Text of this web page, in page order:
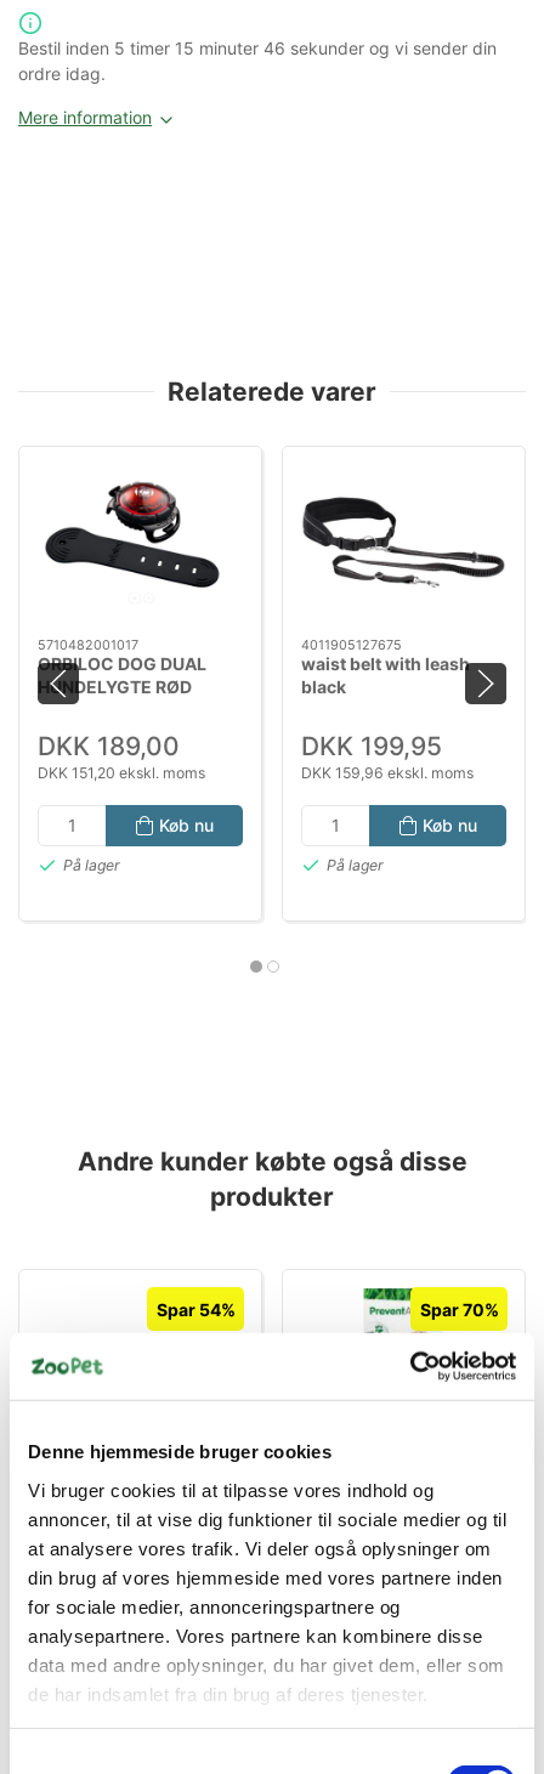
Denne hjemmeside bruger cookies
Vi bruger cookies til at tilpasse vores indhold og
annoncer, til at vise dig funktioner til sociale medier og til
at analysere vores trafik. Vi deler også oplysninger om
din brug af vores hjemmeside med vores partnere inden
for sociale medier, annonceringspartnere og
analysepartnere. Vores partnere kan kombinere disse
data med andre oplysninger, du har givet dem, eller som
de har indsamlet fra din brug af deres tjenester.
Bestil inden 5 timer 15 minuter 46 sekunder og vi sender din
ordre idag.
Mere information
Relaterede varer
5710482001017
ORBILOC DOG DUAL
HUNDELYGTE RØD
DKK 189,00
DKK 151,20 ekskl. moms
Køb nu
På lager
4011905127675
waist belt with leash
black
DKK 199,95
DKK 159,96 ekskl. moms
Køb nu
På lager
Andre kunder købte også disse
produkter
Spar 54%
Deerhunter
Hundetæppe 70 x 50 cm
– Varmt og
Absorberende Tæppe til
Hund
Standard salgspris DKK
299,00
DKK 139,00
DKK 111,20 ekskl. moms
Køb nu
På lager
Spar 70%
Flåt- og Loppespray til
Hund 100ml
PreventACTIV Non-
TOXIC
Standard salgspris DKK
129,00
DKK 39,00
DKK 31,20 ekskl. moms
Køb nu
På lager